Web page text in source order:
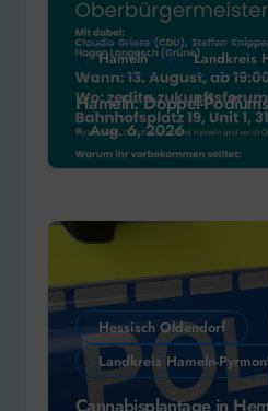
Hameln Landkreis
Hameln: Doppel-
Aug. 6, 2026
Hessisch Oldendorf
Landkreis Hameln-